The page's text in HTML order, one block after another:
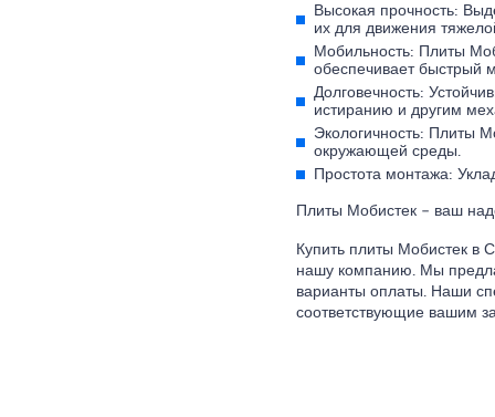
Высокая прочность:
их для движения
Мобильность: Плиты
обеспечивает быстрый
Долговечность:
истиранию и другим
Экологичность: Плиты
окружающей среды.
Простота монтажа:
Плиты Мобистек – ваш
Купить плиты Мобистек в
нашу компанию. Мы
варианты оплаты. Наши
соответствующие вашим